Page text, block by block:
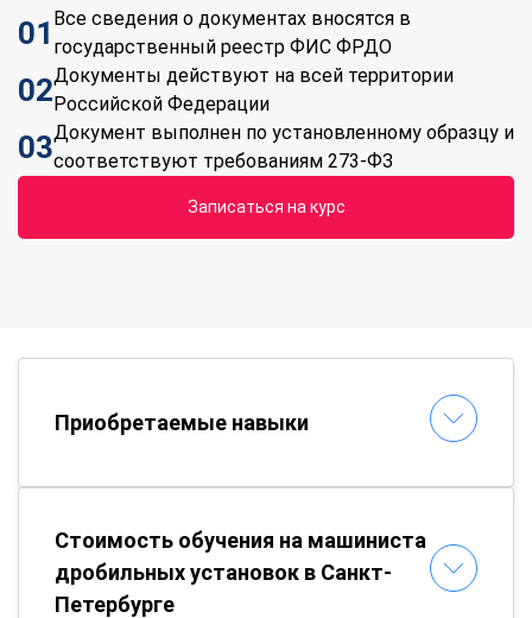
01 Все сведения о документах вносятся в
государственный реестр ФИС ФРДО
02Документы действуют на всей территории
Российской Федерации
03Документ выполнен по установленному образцу и
соответствуют требованиям 273-ФЗ
Записаться на курс
Приобретаемые навыки
Стоимость обучения на машиниста
дробильных установок в Санкт-
Петербурге